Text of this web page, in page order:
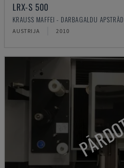
LRX-S 500
KRAUSS MAFFEI - DARBAGALDU
AUSTRIJA 2010